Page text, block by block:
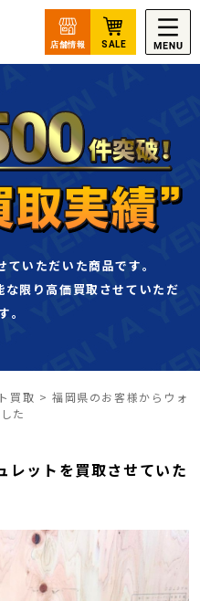
ていただいた商品です｡
限り高価買取させていただ
｡
買取 >福岡県のお客様からウォ
た
レットを買取させていた